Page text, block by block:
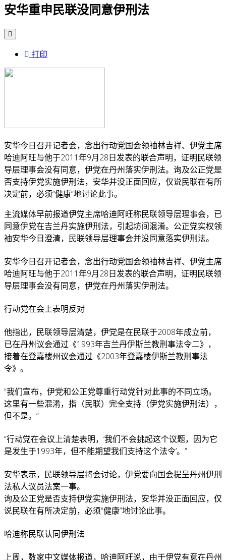
安华重申民联没同意伊刑法
打印
安华今日召开记者会，念出行动党国会领袖林吉祥、伊党主席
哈迪阿旺与他于2011年9月28日发表的联合声明，证明民联领
导层理事会没有同意，伊党在丹州落实伊刑法。 询及公正党是
否支持伊党实施伊刑法，安华并没正面回应，仅说民联在有所
决定前，必须“健康”地讨论此事。
主流媒体早前报道伊党主席哈迪阿旺称民联领导层理事会，已
同意伊党在吉兰丹实施伊刑法，引起坊间混淆。公正党实权领
袖安华今日澄清，民联领导层理事会并没同意落实伊刑法。
安华今日召开记者会，念出行动党国会领袖林吉祥、伊党主席
哈迪阿旺与他于2011年9月28日发表的联合声明，证明民联领
导层理事会没有同意，伊党在丹州落实伊刑法。
行动党在会上表明反对
他指出，民联领导层清楚，伊党是在民联于2008年成立前，
已在丹州议会通过《1993年吉兰丹伊斯兰教刑事法令二》，
接着在登嘉楼州议会通过《2003年登嘉楼伊斯兰教刑事法
令》。
“我们宣布，伊党和公正党尊重行动党针对此事的不同立场。
这里有一些混淆，指（民联）完全支持（伊党实施伊刑法），
但不是。”
“行动党在会议上清楚表明，‘我们不会挑起这个议题，因为它
是发生于1993年，但不能期望我们支持这个法令’。”
安华表示，民联领导层将会讨论，伊党要向国会提呈丹州伊刑
法私人议员法案一事。
询及公正党是否支持伊党实施伊刑法，安华并没正面回应，仅
说民联在有所决定前，必须“健康”地讨论此事。
哈迪称民联认同伊刑法
上周，数家中文媒体报道，哈迪阿旺说，由于伊党有意在丹州